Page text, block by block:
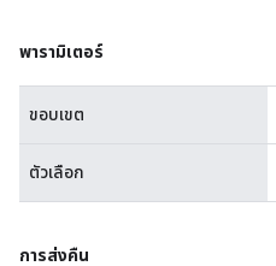
พารามิเตอร์
ขอบเขต
ตัวเลือก
การส่งคืน